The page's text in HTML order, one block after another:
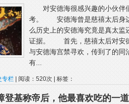
对安德海很感兴趣的小伙伴
考。 安德海曾是慈禧太后身
么历史上的安德海究竟是真太
证据。 首先，慈禧太后对安
与安德海宫禁寻欢，传到了的
有...
专栏 | 阅读：520次 | 标签：
登基称帝后，他最喜欢吃的一